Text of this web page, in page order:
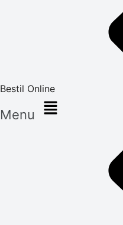
Bestil Online
Menu